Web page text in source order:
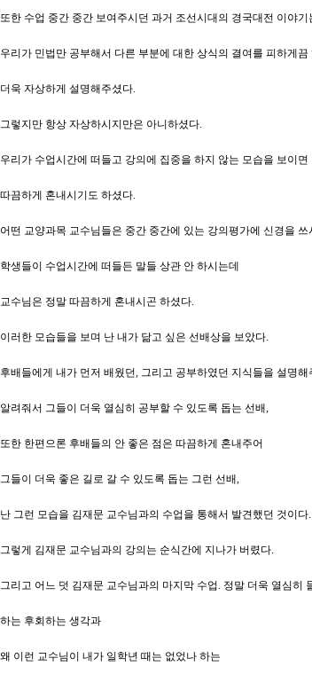
또한 수업 중간 중간 보여주시던 과거 조선시대의 경국대전 이야기
우리가 민법만 공부해서 다른 부분에 대한 상식의 결여를 피하게끔
더욱 자상하게 설명해주셨다.
그렇지만 항상 자상하시지만은 아니하셨다.
우리가 수업시간에 떠들고 강의에 집중을 하지 않는 모습을 보이면
따끔하게 혼내시기도 하셨다.
어떤 교양과목 교수님들은 중간 중간에 있는 강의평가에 신경을 쓰
학생들이 수업시간에 떠들든 말들 상관 안 하시는데
교수님은 정말 따끔하게 혼내시곤 하셨다.
이러한 모습들을 보며 난 내가 닮고 싶은 선배상을 보았다.
후배들에게 내가 먼저 배웠던, 그리고 공부하였던 지식들을 설명해
알려줘서 그들이 더욱 열심히 공부할 수 있도록 돕는 선배,
또한 한편으론 후배들의 안 좋은 점은 따끔하게 혼내주어
그들이 더욱 좋은 길로 갈 수 있도록 돕는 그런 선배,
난 그런 모습을 김재문 교수님과의 수업을 통해서 발견했던 것이다.
그렇게 김재문 교수님과의 강의는 순식간에 지나가 버렸다.
그리고 어느 덧 김재문 교수님과의 마지막 수업. 정말 더욱 열심히
하는 후회하는 생각과
왜 이런 교수님이 내가 일학년 때는 없었나 하는